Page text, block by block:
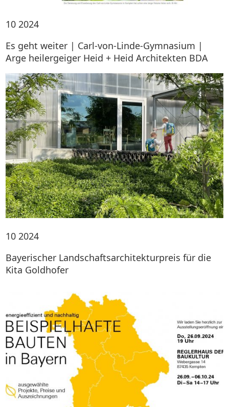
10 2024
Es geht weiter | Carl-von-Linde-Gymnasium |
Arge heilergeiger Heid + Heid Architekten BDA
10 2024
Bayerischer Landschaftsarchitekturpreis für die
Kita Goldhofer